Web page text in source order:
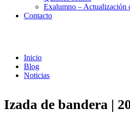
Exalumno – Actualización
Contacto
Inicio
Blog
Noticias
Izada de bandera |